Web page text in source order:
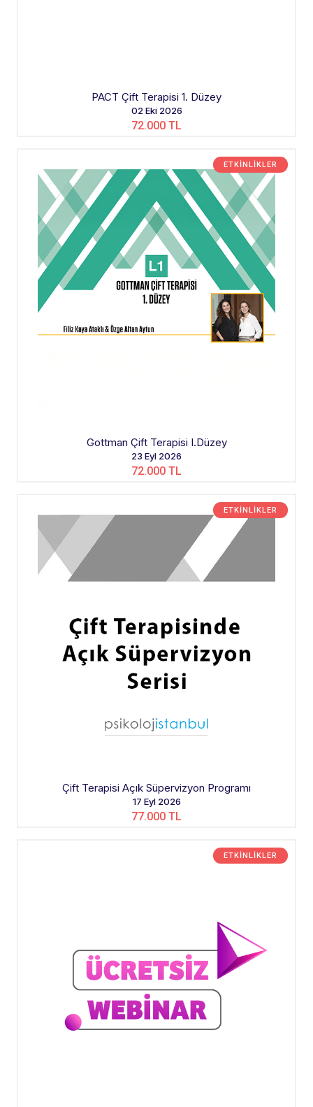
PACT Çift Terapisi 1. Düzey
02 Eki 2026
72.000 TL
ETKINLIKLER
Gottman Çift Terapisi I.Düzey
23 Eyl 2026
72.000 TL
ETKINLIKLER
Çift Terapisi Açık Süpervizyon Programı
17 Eyl 2026
77.000 TL
ETKINLIKLER